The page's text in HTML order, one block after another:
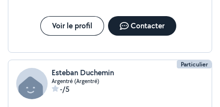
Voir le profil Contacter
Particulier
Esteban Duchemin
Argentré (Argentré)
-/5